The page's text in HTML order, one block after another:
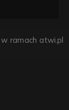
ramach atwi.pl